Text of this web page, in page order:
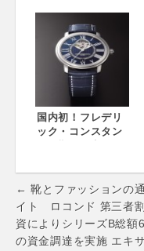
国内初！フレデリ
ック・コンスタン
店 1階イベントス
ペース」に登場！
～ オリジナルグッ
ズや限定アイテム
も ～
Post
navigation
← 靴とファッションの
イト ロコンド 第三者
資によりシリーズB総額
の資金調達を実施 エキ